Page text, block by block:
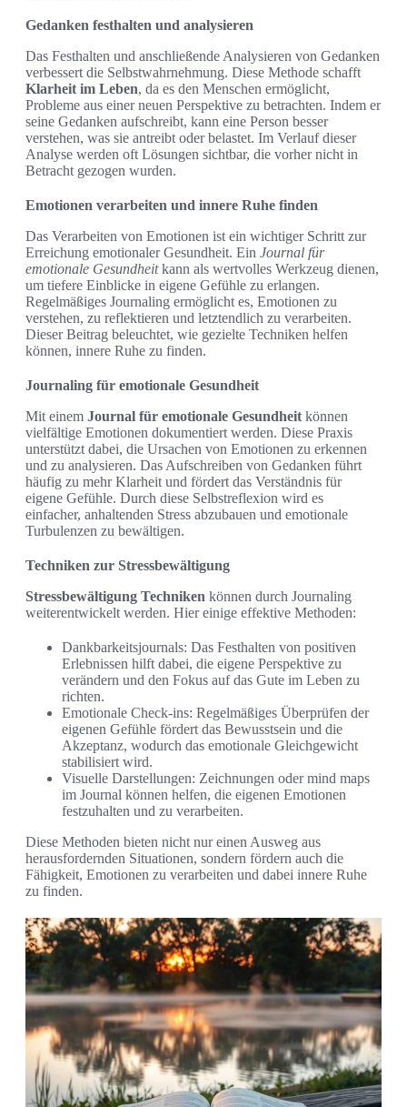
Gedanken festhalten und analysieren
Das Festhalten und anschließende Analysieren von Gedanken
verbessert die Selbstwahrnehmung. Diese Methode schafft
Klarheit im Leben, da es den Menschen ermöglicht,
Probleme aus einer neuen Perspektive zu betrachten. Indem er
seine Gedanken aufschreibt, kann eine Person besser
verstehen, was sie antreibt oder belastet. Im Verlauf dieser
Analyse werden oft Lösungen sichtbar, die vorher nicht in
Betracht gezogen wurden.
Emotionen verarbeiten und innere Ruhe finden
Das Verarbeiten von Emotionen ist ein wichtiger Schritt zur
Erreichung emotionaler Gesundheit. Ein Journal für
emotionale Gesundheitkann als wertvolles Werkzeug dienen,
um tiefere Einblicke in eigene Gefühle zu erlangen.
Regelmäßiges Journaling ermöglicht es, Emotionen zu
verstehen, zu reflektieren und letztendlich zu verarbeiten.
Dieser Beitrag beleuchtet, wie gezielte Techniken helfen
können, innere Ruhe zu finden.
Journaling für emotionale Gesundheit
Mit einem Journal für emotionale Gesundheit können
vielfältige Emotionen dokumentiert werden. Diese Praxis
unterstützt dabei, die Ursachen von Emotionen zu erkennen
und zu analysieren. Das Aufschreiben von Gedanken führt
häufig zu mehr Klarheit und fördert das Verständnis für
eigene Gefühle. Durch diese Selbstreflexion wird es
einfacher, anhaltenden Stress abzubauen und emotionale
Turbulenzen zu bewältigen.
Techniken zur Stressbewältigung
Stressbewältigung Techniken können durch Journaling
weiterentwickelt werden. Hier einige effektive Methoden:
Dankbarkeitsjournals: Das Festhalten von positiven
Erlebnissen hilft dabei, die eigene Perspektive zu
verändern und den Fokus auf das Gute im Leben zu
richten.
Emotionale Check-ins: Regelmäßiges Überprüfen der
eigenen Gefühle fördert das Bewusstsein und die
Akzeptanz, wodurch das emotionale Gleichgewicht
stabilisiert wird.
Visuelle Darstellungen: Zeichnungen oder mind maps
im Journal können helfen, die eigenen Emotionen
festzuhalten und zu verarbeiten.
Diese Methoden bieten nicht nur einen Ausweg aus
herausfordernden Situationen, sondern fördern auch die
Fähigkeit, Emotionen zu verarbeiten und dabei innere Ruhe
zu finden.